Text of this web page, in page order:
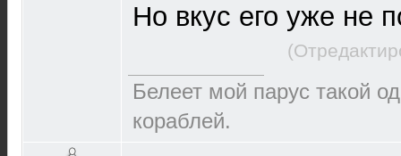
Но вкус его уже не
Белеет мой парус такой
кораблей.